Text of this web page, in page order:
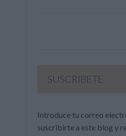
SUSCRIBETE
Introduce tu correo
suscribirte a este blog y